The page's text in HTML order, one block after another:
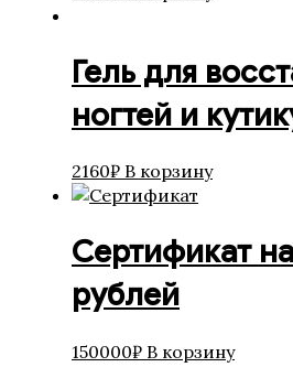
Гель для
ногтей и
2160₽ В корзину
Сертификат
рублей
150000₽ В корзину